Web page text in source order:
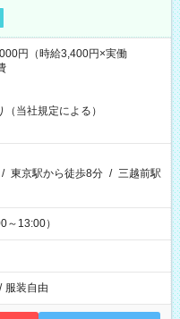
円（時給3,400円×実働
当社規定による）
/ 東京駅から徒歩8分 / 三越前駅
13:00）
/ 服装自由